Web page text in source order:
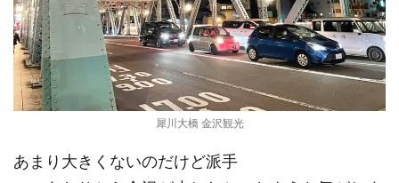
犀川大橋 金沢観光
あまり大きくないのだけど派手